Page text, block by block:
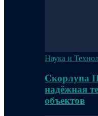
Наука и
Скорлупа
надёжная
объектов